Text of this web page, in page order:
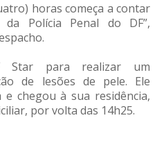
horas começa a contar
Polícia Penal do DF”,
Star para realizar um
de lesões de pele. Ele
chegou à sua residência,
por volta das 14h25.